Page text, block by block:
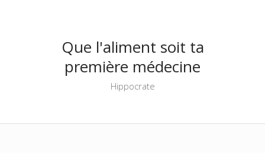
Que l'aliment soit ta
première médecine
Hippocrate